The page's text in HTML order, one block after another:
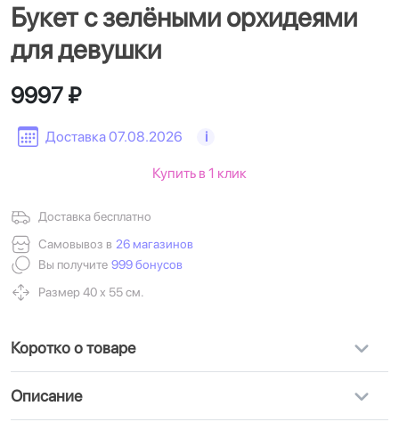
Букет с зелёными орхидеями
для девушки
Доставка 07.08.2026 i
9997 ₽
Доставка бесплатно
Самовывоз в 26 магазинов
Вы получите 999 бонусов
Размер 40 х 55 см.
Купить в 1 клик
Коротко о товаре
Описание